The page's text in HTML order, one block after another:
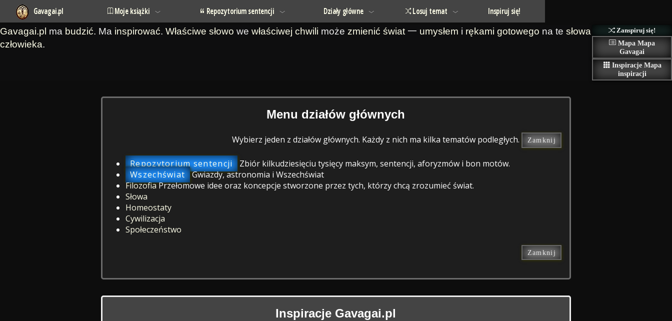
Gavagai.pl Moje książki Repozytorium sentencji Działy główne Losuj temat Inspiruj się!
Gavagai.pl ma budzić. Ma inspirować. Właściwe słowo we właściwej chwili może zmienić świat 一 umysłem i rękami gotowego na te słowa
człowieka.
Zanspiruj się!
Mapa Mapa
Gavagai
Inspiracje Mapa
inspiracji
Menu działów głównych
Wybierz jeden z działów głównych. Każdy z nich ma kilka tematów podległych. Zamknij
Repozytorium sentencji
Zbiór kilkudziesięciu tysięcy maksym, sentencji, aforyzmów i bon motów.
Wszechświat Gwiazdy, astronomia i Wszechświat
FilozofiaPrzełomowe idee oraz koncepcje stworzone przez tych, którzy chcą zrozumieć świat.
Słowa
Homeostaty
Cywilizacja
Społeczeństwo
Zamknij
Inspiracje Gavagai.pl